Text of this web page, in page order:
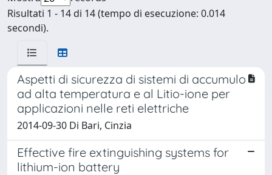
Risultati 1 - 14 di 14 (tempo di esecuzione: 0.014
secondi).
Aspetti di sicurezza di sistemi di accumulo
ad alta temperatura e al Litio-ione per
applicazioni nelle reti elettriche
2014-09-30 Di Bari, Cinzia
Effective fire extinguishing systems for
lithium-ion battery